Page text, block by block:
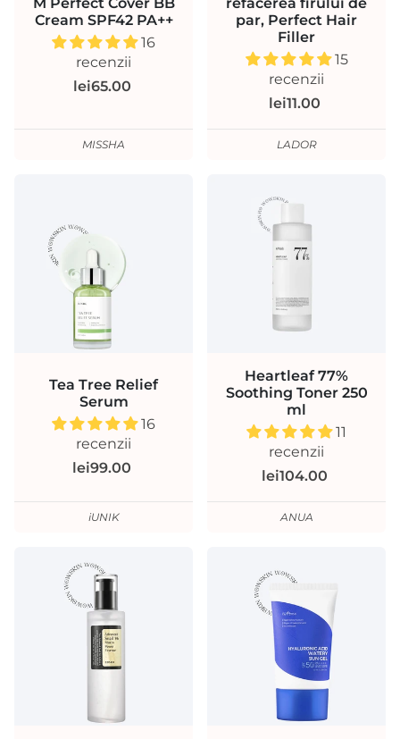
Cream SPF42 PA++
16
recenzii
lei65.00
MISSHA
par, Perfect Hair
Filler
15
recenzii
lei11.00
LADOR
Tea Tree Relief
Serum
16
recenzii
lei99.00
iUNIK
Heartleaf 77%
Soothing Toner 250
ml
11
recenzii
lei104.00
ANUA